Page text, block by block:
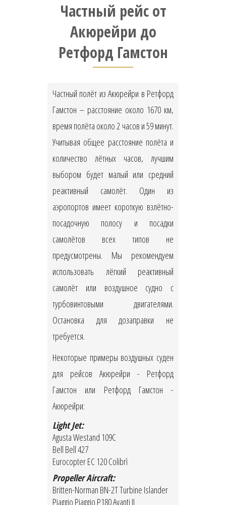
Частный рейс от
Акюрейри до
Ретфорд Гамстон
Частный полёт из Акюрейри в Ретфорд
Гамстон – расстояние около 1670 км,
время полёта около 2 часов и 59 минут.
Учитывая общее расстояние полёта и
количество лётных часов, лучшим
выбором будет малый или средний
реактивный самолёт. Один из
аэропортов имеет короткую взлётно-
посадочную полосу и посадки
самолётов всех типов не
предусмотрены. Мы рекомендуем
использовать лёгкий реактивный
самолёт или воздушное судно с
турбовинтовыми двигателями.
Остановка для дозаправки не
требуется.
Некоторые примеры воздушных суден
для рейсов Акюрейри - Ретфорд
Гамстон или Ретфорд Гамстон -
Акюрейри:
Light Jet:
Agusta Westand 109C
Bell Bell 427
Eurocopter EC 120 Colibrì
Propeller Aircraft:
Britten-Norman BN-2T Turbine Islander
Piaggio Piaggio P180 Avanti II